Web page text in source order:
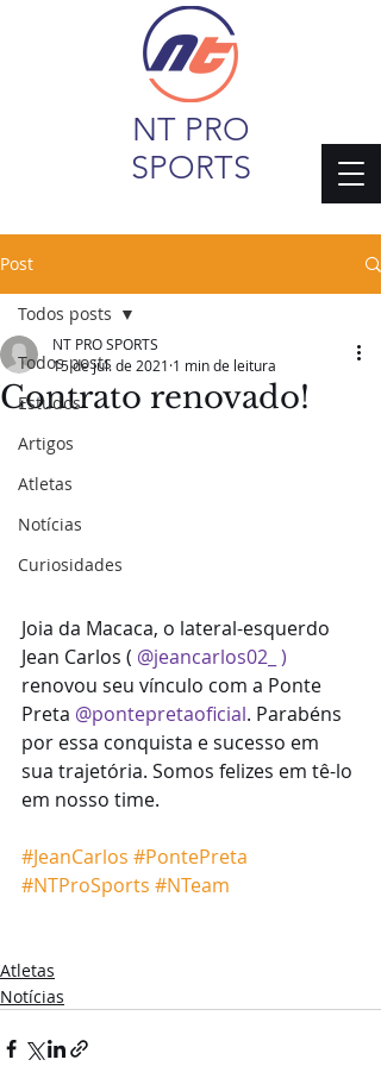
NT PRO
SPORTS
Post
Todos posts
Estudos
Artigos
Atletas
Notícias
Curiosidades
Todos posts
Contrato renovado!
NT PRO SPORTS
15 de jul. de 2021 1 min de leitura
Joia da Macaca, o lateral-esquerdo
Jean Carlos ( @jeancarlos02_ )
renovou seu vínculo com a Ponte
Preta @pontepretaoficial. Parabéns
por essa conquista e sucesso em
sua trajetória. Somos felizes em tê-lo
em nosso time.
#JeanCarlos #PontePreta
#NTProSports #NTeam
Atletas
Notícias